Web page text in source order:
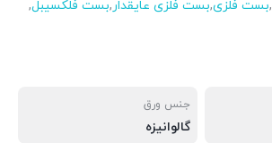
,بست فلزی,بست فلزی عایقدار,بست فلکسیبل,
جنس ورق
گالوانیزه